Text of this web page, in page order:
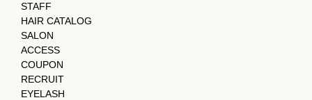
STAFF
HAIR CATALOG
SALON
ACCESS
COUPON
RECRUIT
EYELASH